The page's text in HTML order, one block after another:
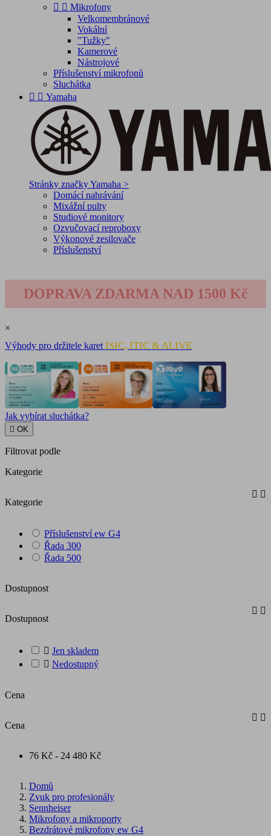
  Mikrofony
Velkomembránové
Vokální
"Tužky"
Kamerové
Nástrojové
Příslušenství mikrofonů
Sluchátka
  Yamaha
Stránky značky Yamaha >
Domácí nahrávání
Mixážní pulty
Studiové monitory
Ozvučovací reproboxy
Výkonové zesilovače
Příslušenství
DOPRAVA ZDARMA NAD 1500 Kč
×
Výhody pro držitele karet ISIC, ITIC & ALIVE
Jak vybírat sluchátka?
 OK
Filtrovat podle
Kategorie
Kategorie
 
Příslušenství ew G4
Řada 300
Řada 500
Dostupnost
Dostupnost
 
 Jen skladem
 Nedostupný
Cena
Cena
 
76 Kč - 24 480 Kč
Domů
Zvuk pro profesionály
Sennheiser
Mikrofony a mikroporty
Bezdrátové mikrofony ew G4